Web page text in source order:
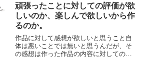
頑張ったことに対しての評価が欲
しいのか、楽しんで欲しいから作
るのか。
作品に対して感想が欲しいと思うこと自
体は悪いことでは無いと思うんだが、そ
の感想は作った作品の内容に対してのモ